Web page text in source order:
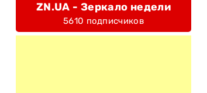
ZN.UA - Зеркало недели
5610 подписчиков